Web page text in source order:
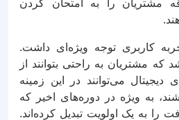
مشتریان را به امتحان کردن
کاربری توجه ویژه‌ای داشت.
که مشتریان به راحتی بتوانند از
دیجیتال می‌توانند در این زمینه
به ویژه در دوره‌های اخیر که
را به یک اولویت تبدیل کرده‌اند.